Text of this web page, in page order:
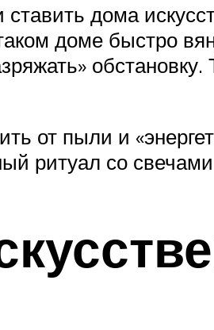
дома
доме быстро
от пыли и
ритуал со